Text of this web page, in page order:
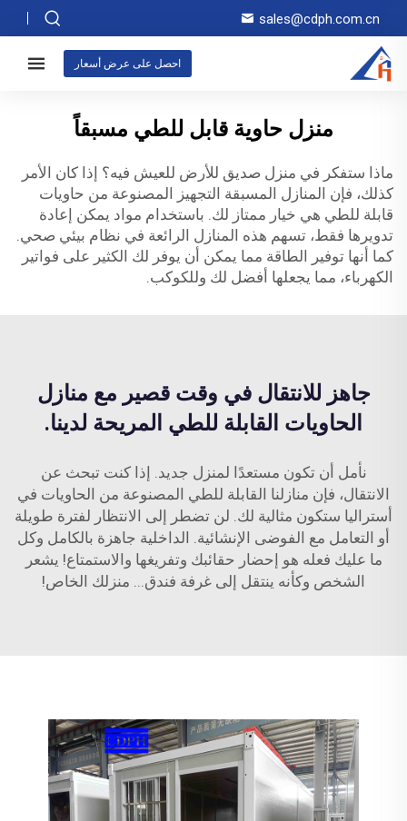
sales@cdph.com.cn
احصل على عرض أسعار
منزل حاوية قابل للطي مسبقاً
ماذا ستفكر في منزل صديق للأرض للعيش فيه؟ إذا كان الأمر
كذلك، فإن المنازل المسبقة التجهيز المصنوعة من حاويات
قابلة للطي هي خيار ممتاز لك. باستخدام مواد يمكن إعادة
تدويرها فقط، تسهم هذه المنازل الرائعة في نظام بيئي صحي.
كما أنها توفير الطاقة مما يمكن أن يوفر لك الكثير على فواتير
الكهرباء، مما يجعلها أفضل لك وللكوكب.
جاهز للانتقال في وقت قصير مع منازل
الحاويات القابلة للطي المريحة لدينا.
نأمل أن تكون مستعدًا لمنزل جديد. إذا كنت تبحث عن
الانتقال، فإن منازلنا القابلة للطي المصنوعة من الحاويات في
أستراليا ستكون مثالية لك. لن تضطر إلى الانتظار لفترة طويلة
أو التعامل مع الفوضى الإنشائية. الداخلية جاهزة بالكامل وكل
ما عليك فعله هو إحضار حقائبك وتفريغها والاستمتاع! يشعر
الشخص وكأنه ينتقل إلى غرفة فندق... منزلك الخاص!